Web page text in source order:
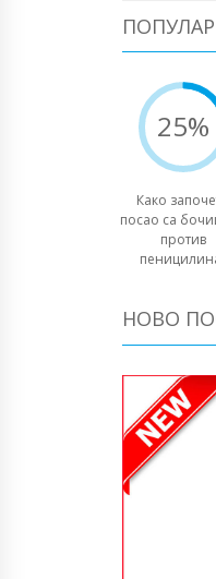
25%
Како
посао са
против
НОВО